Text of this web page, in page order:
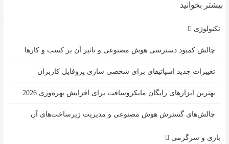
بیشتر بخوانید
تکنولوژی
چالش کمبود دسترسی هوش مصنوعی و تاثیر آن بر کسب و کارها
تغییرات جدید اسپاتیفای برای شخصی سازی پروفایل کاربران
بهترین ابزارهای رایگان مایکروسافت برای افزایش بهره‌وری 2026
چالش‌های گسترش هوش مصنوعی و مدیریت زیرساخت‌های آن
بازی و سرگرمی